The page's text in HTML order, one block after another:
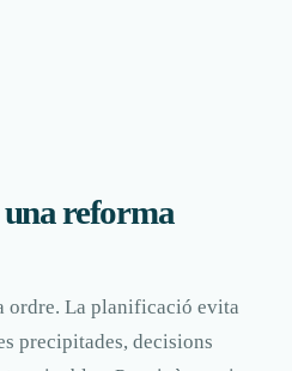
reforma
ordre. La planificació evita
precipitades, decisions